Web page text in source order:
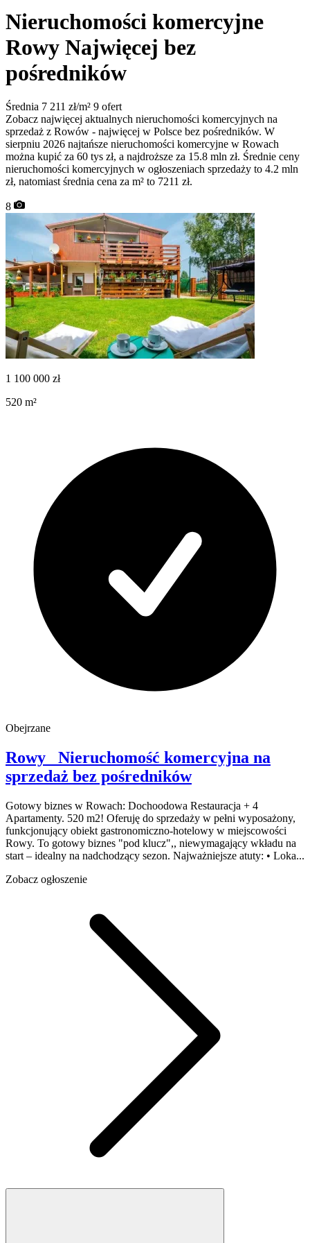
Nieruchomości komercyjne
Rowy Najwięcej bez
pośredników
Średnia 7 211 zł/m² 9 ofert
Zobacz najwięcej aktualnych nieruchomości komercyjnych na
sprzedaż z Rowów - najwięcej w Polsce bez pośredników. W
sierpniu 2026 najtańsze nieruchomości komercyjne w Rowach
można kupić za 60 tys zł, a najdroższe za 15.8 mln zł. Średnie ceny
nieruchomości komercyjnych w ogłoszeniach sprzedaży to 4.2 mln
zł, natomiast średnia cena za m² to 7211 zł.
8
1 100 000 zł
520 m²
Obejrzane
Rowy
Nieruchomość komercyjna na
sprzedaż bez pośredników
Gotowy biznes w Rowach: Dochoodowa Restauracja + 4
Apartamenty. 520 m2! Oferuję do sprzedaży w pełni wyposażony,
funkcjonujący obiekt gastronomiczno-hotelowy w miejscowości
Rowy. To gotowy biznes "pod klucz",, niewymagający wkładu na
start – idealny na nadchodzący sezon. Najważniejsze atuty: • Loka...
Zobacz ogłoszenie